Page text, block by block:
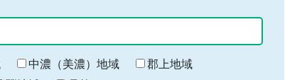
中濃（美濃）地域
郡上地域